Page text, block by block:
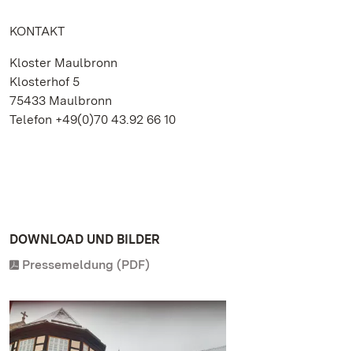
KONTAKT
Kloster Maulbronn
Klosterhof 5
75433 Maulbronn
Telefon +49(0)70 43.92 66 10
DOWNLOAD UND BILDER
Pressemeldung (PDF)